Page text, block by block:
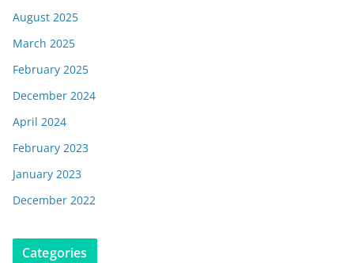
August 2025
March 2025
February 2025
December 2024
April 2024
February 2023
January 2023
December 2022
Categories